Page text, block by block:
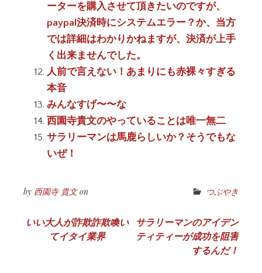
ーターを購入させて頂きたいのですが、
paypal決済時にシステムエラー？か、当方
では詳細はわかりかねますが、決済が上手
く出来ませんでした。
人前で言えない！あまりにも赤裸々すぎる
本音
みんなすげ〜〜な
西園寺貴文のやっていることは唯一無二
サラリーマンは馬鹿らしいか？そうでもな
いぜ！
by 西園寺 貴文on つぶやき
投
いい大人が詐欺詐欺喚い
てイタイ業界
サラリーマンのアイデン
ティティーが成功を阻害
するんだ！